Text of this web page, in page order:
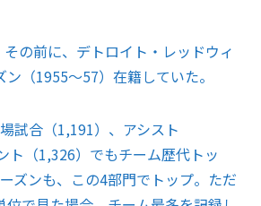
の前に、デトロイト・レッドウィ
ン（1955〜57）在籍していた。
試合（1,191）、アシスト
ト（1,326）でもチーム歴代トッ
ズンも、この4部門でトップ。ただ